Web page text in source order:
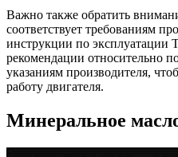
Важно также обратить
соответствует требованиям
инструкции по эксплуатации
рекомендации относительно
указаниям производителя,
работу двигателя.
Минеральное